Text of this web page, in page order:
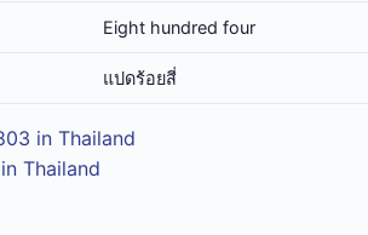
Eight hundred four
แปด​ร้อย​สี่
in Thailand
Thailand